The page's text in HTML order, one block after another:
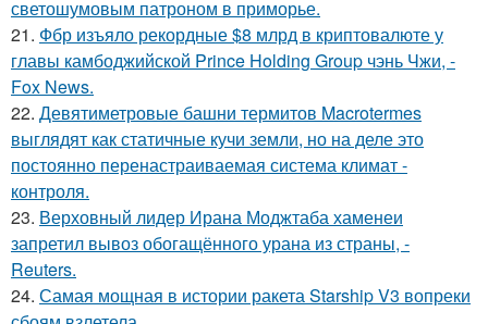
светошумовым патроном в приморье.
21. Фбр изъяло рекордные $8 млрд в криптовалюте у
главы камбоджийской Prince Holding Group чэнь Чжи, -
Fox News.
22. Девятиметровые башни термитов Macrotermes
выглядят как статичные кучи земли, но на деле это
постоянно перенастраиваемая система климат -
контроля.
23. Верховный лидер Ирана Моджтаба хаменеи
запретил вывоз обогащённого урана из страны, -
Reuters.
24. Самая мощная в истории ракета Starship V3 вопреки